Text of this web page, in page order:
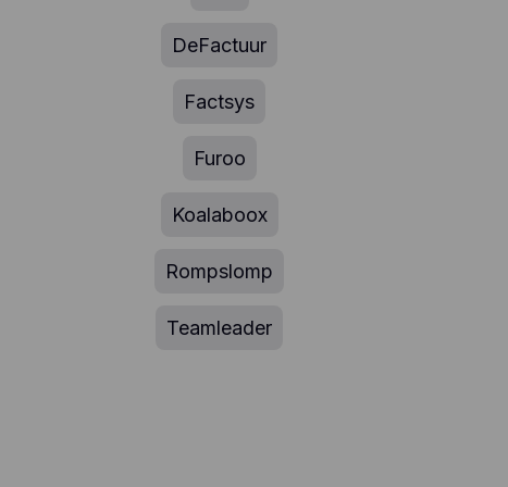
DeFactuur
Factsys
Furoo
Koalaboox
Rompslomp
Teamleader